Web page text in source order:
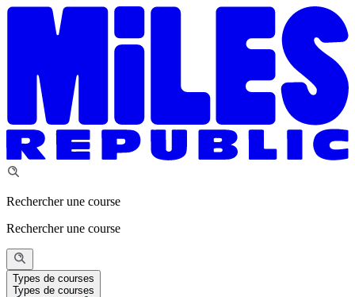
Rechercher une course
Rechercher une course
Types de courses
Types de courses